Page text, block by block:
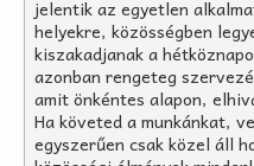
jelentik az egyetlen
helyekre, közösségben
kiszakadjanak a
azonban rengeteg
amit önkéntes alapon,
Ha követed a munkánkat,
egyszerűen csak közel áll